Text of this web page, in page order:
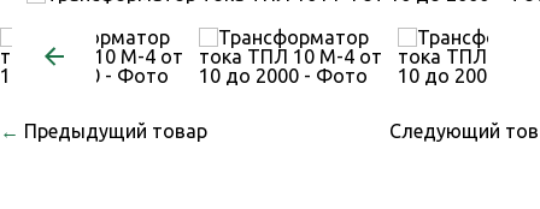
← Предыдущий товар Следующий